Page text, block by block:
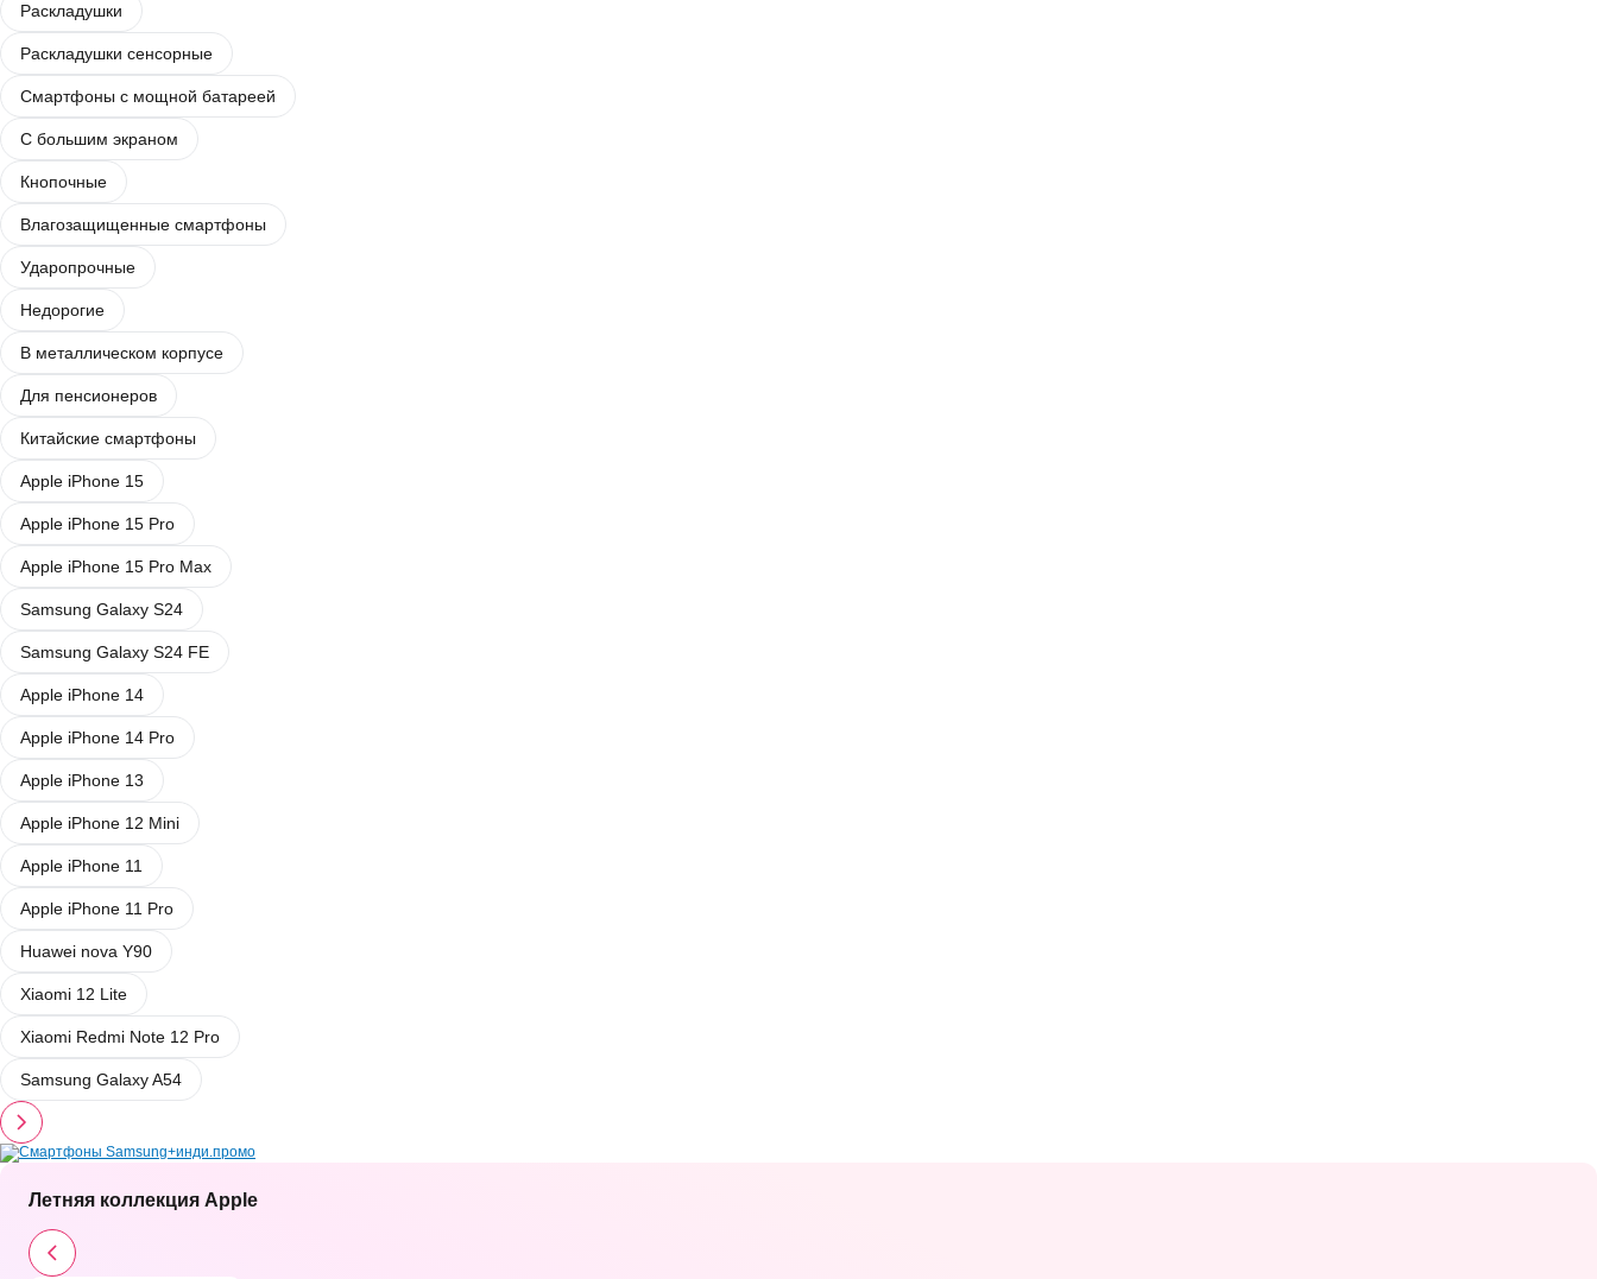
Раскладушки
Раскладушки сенсорные
Смартфоны с мощной батареей
С большим экраном
Кнопочные
Влагозащищенные смартфоны
Ударопрочные
Недорогие
В металлическом корпусе
Для пенсионеров
Китайские смартфоны
Apple iPhone 15
Apple iPhone 15 Pro
Apple iPhone 15 Pro Max
Samsung Galaxy S24
Samsung Galaxy S24 FE
Apple iPhone 14
Apple iPhone 14 Pro
Apple iPhone 13
Apple iPhone 12 Mini
Apple iPhone 11
Apple iPhone 11 Pro
Huawei nova Y90
Xiaomi 12 Lite
Xiaomi Redmi Note 12 Pro
Samsung Galaxy A54
Летняя коллекция Apple